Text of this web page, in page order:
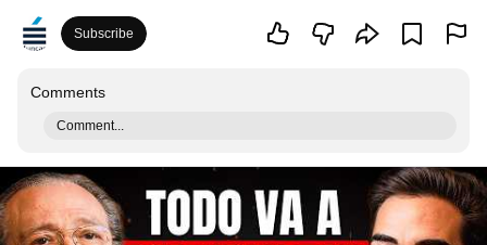
Subscribe
Comments
Comment...